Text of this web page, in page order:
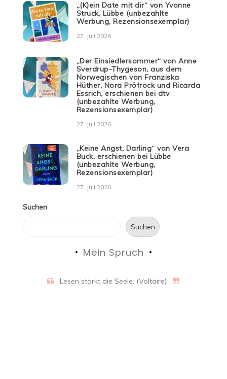
„(K)ein Date mit dir“ von Yvonne
Struck, Lübbe (unbezahlte
Werbung, Rezensionsexemplar)
27. Juli 2026
„Der Einsiedlersommer“ von Anne
Sverdrup-Thygeson, aus dem
Norwegischen von Franziska
Hüther, Nora Pröfrock und Ricarda
Essrich, erschienen bei dtv
(unbezahlte Werbung,
Rezensionsexemplar)
27. Juli 2026
„Keine Angst, Darling“ von Vera
Buck, erschienen bei Lübbe
(unbezahlte Werbung,
Rezensionsexemplar)
27. Juli 2026
Suchen
Suchen
Mein Spruch
Lesen stärkt die Seele. (Voltaire)